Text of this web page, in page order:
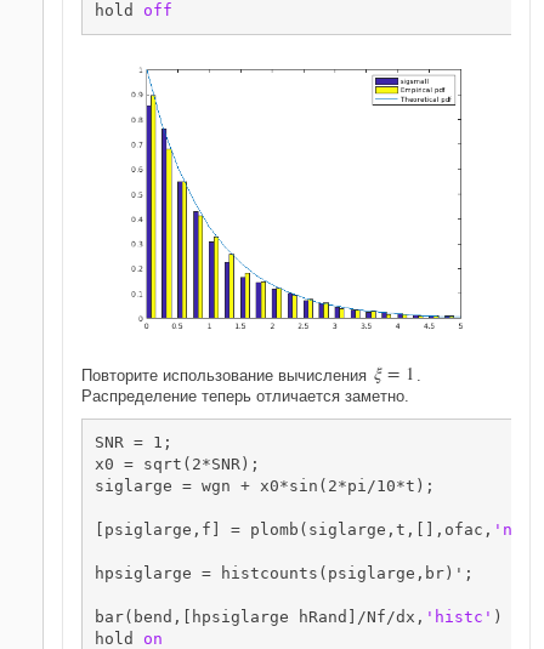
hold off
Повторите использование вычисления ξ = 1
Распределение теперь отличается заметно.
SNR = 1;
x0 = sqrt(2*SNR);
siglarge = wgn + x0*sin(2*pi/10*t);
[psiglarge,f] = plomb(siglarge,t,[],ofac,
hpsiglarge = histcounts(psiglarge,br)';
bar(bend,[hpsiglarge hRand]/Nf/dx, 'histc' )
hold on